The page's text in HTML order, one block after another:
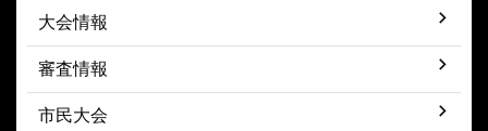
大会情報
審査情報
市民大会